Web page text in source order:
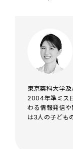
東京薬科大学
2004年準ミス
わる情報発信
は3人の子ども